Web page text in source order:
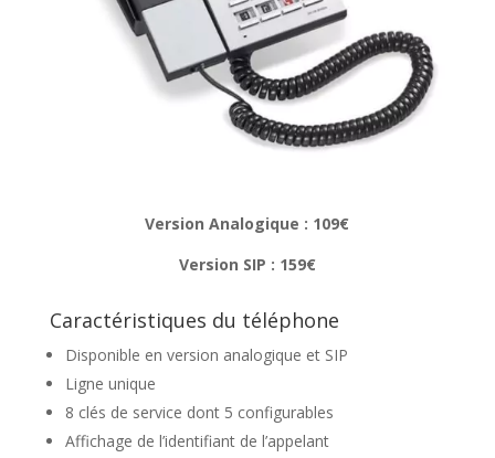
Version Analogique : 109€
Version SIP : 159€
Caractéristiques du téléphone
Disponible en version analogique et SIP
Ligne unique
8 clés de service dont 5 configurables
Affichage de l’identifiant de l’appelant